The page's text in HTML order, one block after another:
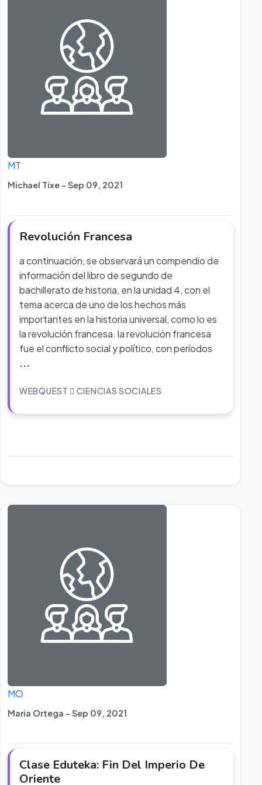
MT
Michael Tixe - Sep 09, 2021
Revolución Francesa
a continuación, se observará un compendio de
información del libro de segundo de
bachillerato de historia, en la unidad 4, con el
tema acerca de uno de los hechos más
importantes en la historia universal, como lo es
la revolución francesa. la revolución francesa
fue el conflicto social y político, con períodos
...
WEBQUEST CIENCIAS SOCIALES
MO
Maria Ortega - Sep 09, 2021
Clase Eduteka: Fin Del Imperio De
Oriente